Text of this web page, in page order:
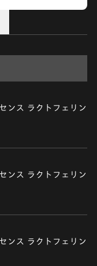
ンス ラクトフェリン
ンス ラクトフェリン
ンス ラクトフェリン